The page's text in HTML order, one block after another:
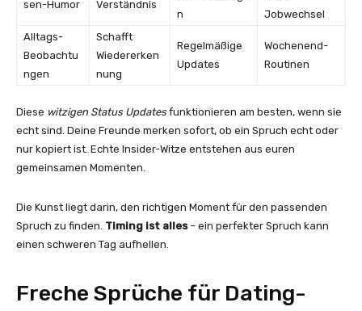
sen-Humor
Verständnis
n
Jobwechsel
Alltags-
Beobachtu
ngen
Schafft
Wiedererken
nung
Regelmäßige
Updates
Wochenend-
Routinen
Diese witzigen Status Updates funktionieren am besten, wenn sie
echt sind. Deine Freunde merken sofort, ob ein Spruch echt oder
nur kopiert ist. Echte Insider-Witze entstehen aus euren
gemeinsamen Momenten.
Die Kunst liegt darin, den richtigen Moment für den passenden
Spruch zu finden. Timing ist alles– ein perfekter Spruch kann
einen schweren Tag aufhellen.
Freche Sprüche für Dating-